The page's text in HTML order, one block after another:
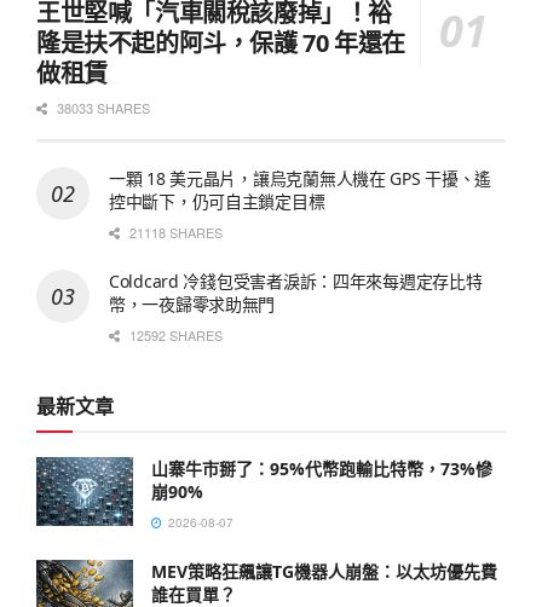
王世堅喊「汽車關稅該廢掉」！裕
隆是扶不起的阿斗，保護 70 年還在
做租賃
38033 SHARES
一顆 18 美元晶片，讓烏克蘭無人機在 GPS 干擾、遙
控中斷下，仍可自主鎖定目標
21118 SHARES
Coldcard 冷錢包受害者淚訴：四年來每週定存比特
幣，一夜歸零求助無門
12592 SHARES
最新文章
山寨牛市掰了：95%代幣跑輸比特幣，73%慘
崩90%
2026-08-07
MEV策略狂飆讓TG機器人崩盤：以太坊優先費
誰在買單？